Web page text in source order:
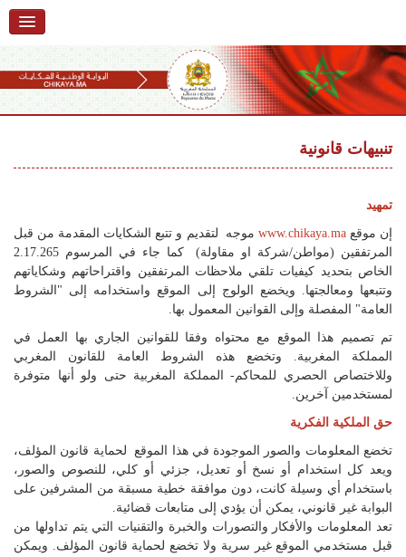
الرئيسية
حول البوابة
تقديم شكاية
تقديم ملاحظة
تقديم إقتراح
أسئلة وأجوبة
إحصائيات
أرقام الشكايات
Français
العربية
navigation
content
تنبيهات قانونية
تمهيد
إن موقعwww.chikaya.ma موجه لتقديم و تتبع الشكايات المقدمة من قبل
المرتفقين (مواطن/شركة او مقاولة) كما جاء في المرسوم 2.17.265
الخاص بتحديد كيفيات تلقي ملاحظات المرتفقين واقتراحاتهم وشكاياتهم
وتتبعها ومعالجتها. ويخضع الولوج إلى الموقع واستخدامه إلى "الشروط
العامة" المفصلة وإلى القوانين المعمول بها.
تم تصميم هذا الموقع مع محتواه وفقا للقوانين الجاري بها العمل في
المملكة المغربية. وتخضع هذه الشروط العامة للقانون المغربي
وللاختصاص الحصري للمحاكم- المملكة المغربية حتى ولو أنها متوفرة
لمستخدمين آخرين.
حق الملكية الفكرية
تخضع المعلومات والصور الموجودة في هذا الموقع لحماية قانون المؤلف،
ويعد كل استخدام أو نسخ أو تعديل، جزئي أو كلي، للنصوص والصور،
باستخدام أي وسيلة كانت، دون موافقة خطية مسبقة من المشرفين على
البوابة غير قانوني، يمكن أن يؤدي إلى متابعات قضائية.
تعد المعلومات والأفكار والتصورات والخبرة والتقنيات التي يتم تداولها من
قبل مستخدمي الموقع غير سرية ولا تخضع لحماية قانون المؤلف. ويمكن